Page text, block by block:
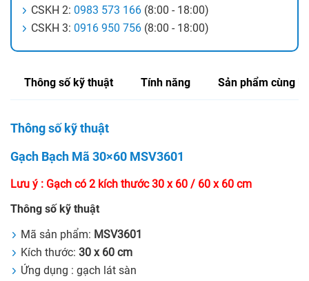
CSKH 2: 0983 573 166 (8:00 - 18:00)
CSKH 3: 0916 950 756 (8:00 - 18:00)
Thông số kỹ thuật Tính năng Sản phẩm cùng
Thông số kỹ thuật
Gạch Bạch Mã 30×60 MSV3601
Lưu ý : Gạch có 2 kích thước 30 x 60 / 60 x 60 cm
Thông số kỹ thuật
Mã sản phẩm: MSV3601
Kích thước: 30 x 60 cm
Ứng dụng : gạch lát sàn